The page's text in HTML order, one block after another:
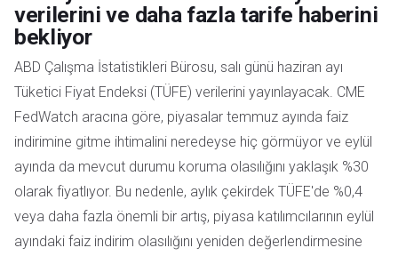
verilerini ve daha fazla tarife haberini
bekliyor
ABD Çalışma İstatistikleri Bürosu, salı günü haziran ayı
Tüketici Fiyat Endeksi (TÜFE) verilerini yayınlayacak. CME
FedWatch aracına göre, piyasalar temmuz ayında faiz
indirimine gitme ihtimalini neredeyse hiç görmüyor ve eylül
ayında da mevcut durumu koruma olasılığını yaklaşık %30
olarak fiyatlıyor. Bu nedenle, aylık çekirdek TÜFE'de %0,4
veya daha fazla önemli bir artış, piyasa katılımcılarının eylül
ayındaki faiz indirim olasılığını yeniden değerlendirmesine